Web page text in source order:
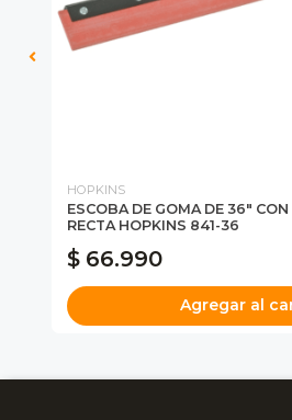
HOPKINS
ESCOBA DE GOMA DE 36"
RECTA HOPKINS 841-36
$ 66.990
Agregar al